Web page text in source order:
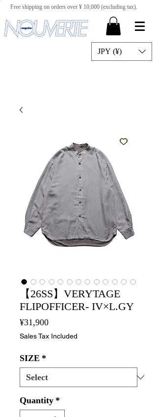
Free shipping on orders over ¥ 10,000 (excluding tax).
JPY (¥)
【26SS】VERYTAGE
FLIPOFFICER- IV×L.GY
¥31,900Price
Sales Tax Included
SIZE *
Quantity *